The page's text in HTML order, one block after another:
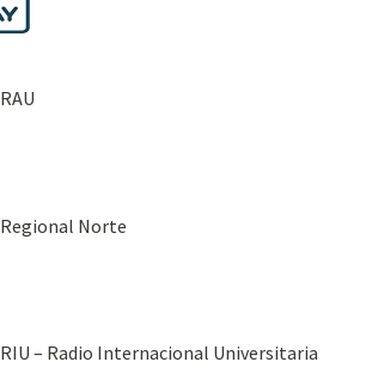
RAU
Regional Norte
RIU – Radio Internacional Universitaria